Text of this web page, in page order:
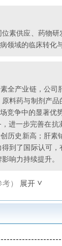
素供应、药物
领域的临床转化
全产业链，公
料药与制剂产
竞争中的显著优
进一步完善在
历史新高；肝
到了国际认可
响力持续提升。
） 展开